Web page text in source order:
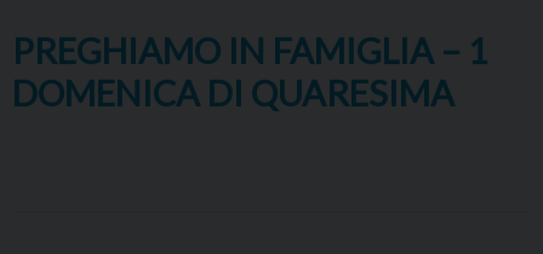
PREGHIAMO IN FAMIGLIA – 1
DOMENICA DI QUARESIMA